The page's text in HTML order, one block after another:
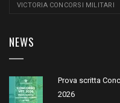
VICTORIA CONCORSI MILITARI
NEWS
Prova scritta
2026